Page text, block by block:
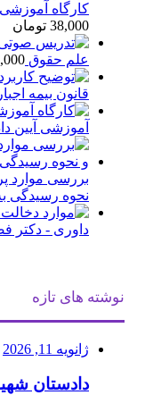
کارگاه آموزشی
38,000 تومان
علم حقوق
قانون بیمه
آموزشی آیین
بررسی موارد
نحوه رسیدگی
داوری - دکتر
نوشته های تازه
ژانویه 11, 2026
دادستان